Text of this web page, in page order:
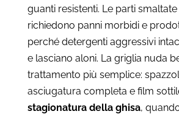
guanti resistenti. Le parti
richiedono panni morbidi e
perché detergenti aggressivi
e lasciano aloni. La griglia nuda
trattamento più semplice:
asciugatura completa e film
stagionatura della ghisa,